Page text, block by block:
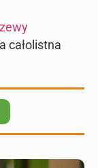
całolistna